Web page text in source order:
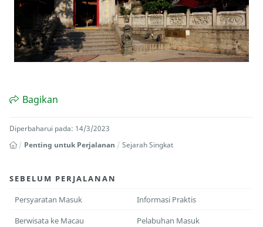
Bagikan
Diperbaharui pada: 14/3/2023
Penting untuk Perjalanan
Sejarah Singkat
SEBELUM PERJALANAN
Persyaratan Masuk
Informasi Praktis
Berwisata ke Macau Pelabuhan Masuk